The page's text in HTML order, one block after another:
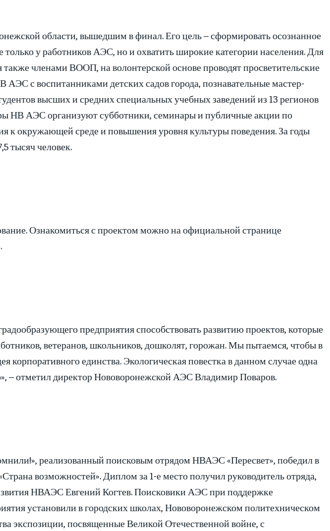
области, вышедшим в финал. Его цель – сформировать осознанное
у работников АЭС, но и охватить широкие категории населения. Для
членами ВООП, на волонтерской основе проводят просветительские
АЭС с воспитанниками детских садов города, познавательные мастер-
высших и средних специальных учебных заведений из 13 регионов
НВ АЭС организуют субботники, семинары и публичные акции по
к окружающей среде и повышения уровня культуры поведения. За годы
тысяч человек.
Ознакомиться с проектом можно на официальной странице
предприятия способствовать развитию проектов, которые
ветеранов, школьников, дошколят, горожан. Мы пытаемся, чтобы в
корпоративного единства. Экологическая повестка в данном случае одна
– отметил директор Нововоронежской АЭС Владимир Поваров.
реализованный поисковым отрядом НВАЭС «Пересвет», победил в
возможностей». Диплом за 1-е место получил руководитель отряда,
НВАЭС Евгений Когтев. Поисковики АЭС при поддержке
установили в городских школах, Нововоронежском политехническом
экспозиции, посвященные Великой Отечественной войне, с